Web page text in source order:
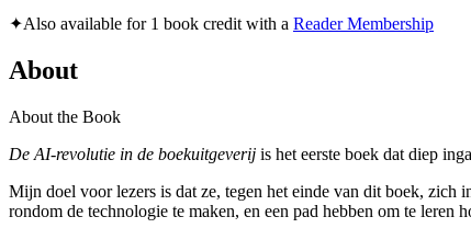
✦Also available for 1 book credit with a Reader Membership
About
About the Book
De AI-revolutie in de boekuitgeverij is het eerste boek dat diep
Mijn doel voor lezers is dat ze, tegen het einde van dit boek, zich
rondom de technologie te maken, en een pad hebben om te leren